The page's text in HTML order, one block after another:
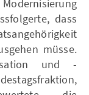
dass
müsse.
und -